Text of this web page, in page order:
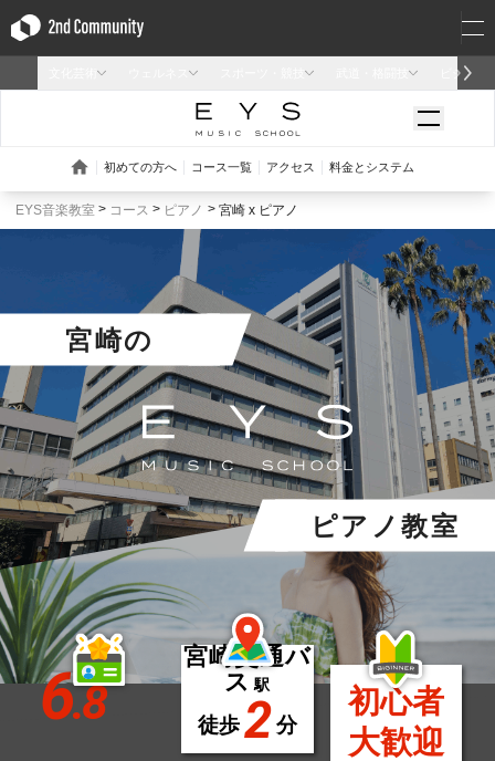
EYS音楽教室 コース ピアノ 宮崎 x ピアノ
宮崎の
ピアノ教室
6.8
宮崎交通バ
ス 駅
徒歩2分
初心者
大歓迎